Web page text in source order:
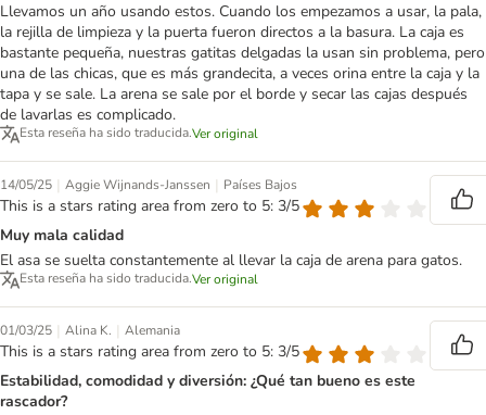
Llevamos un año usando estos. Cuando los empezamos a usar, la pala,
la rejilla de limpieza y la puerta fueron directos a la basura. La caja es
bastante pequeña, nuestras gatitas delgadas la usan sin problema, pero
una de las chicas, que es más grandecita, a veces orina entre la caja y la
tapa y se sale. La arena se sale por el borde y secar las cajas después
de lavarlas es complicado.
Esta reseña ha sido traducida.Ver original
14/05/25 | Aggie Wijnands-Janssen | Países Bajos
This is a stars rating area from zero to 5: 3/5
Muy mala calidad
El asa se suelta constantemente al llevar la caja de arena para gatos.
Esta reseña ha sido traducida.Ver original
01/03/25 | Alina K. | Alemania
This is a stars rating area from zero to 5: 3/5
Estabilidad, comodidad y diversión: ¿Qué tan bueno es este
rascador?